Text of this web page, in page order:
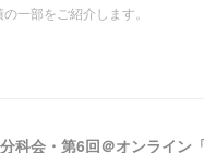
一部をご紹介します。